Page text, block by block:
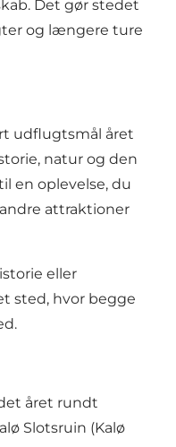
Det gør stedet
og længere ture
udflugtsmål året
natur og den
en oplevelse, du
attraktioner
eller
sted, hvor begge
året rundt
Slotsruin (Kalø